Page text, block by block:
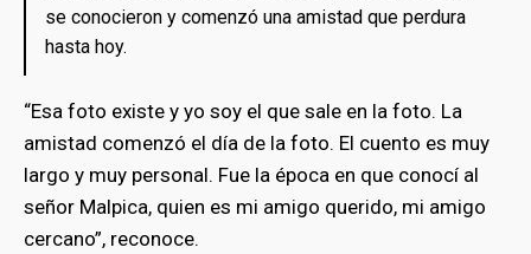
se conocieron y comenzó una amistad que perdura
hasta hoy.
“Esa foto existe y yo soy el que sale en la foto. La
amistad comenzó el día de la foto. El cuento es muy
largo y muy personal. Fue la época en que conocí al
señor Malpica, quien es mi amigo querido, mi amigo
cercano”, reconoce.